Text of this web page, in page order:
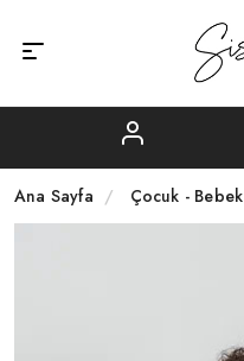
Ana Sayfa Çocuk - Bebek